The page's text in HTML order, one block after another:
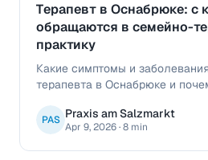
Терапевт в Оснабрюке: с
обращаются в семейно-
практику
Какие симптомы и
терапевта в Оснабрюке и
пациентов.
PAS Praxis am Salzmarkt
Apr 9, 2026·8 min